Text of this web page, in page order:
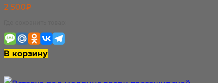
2 500₽
В корзину